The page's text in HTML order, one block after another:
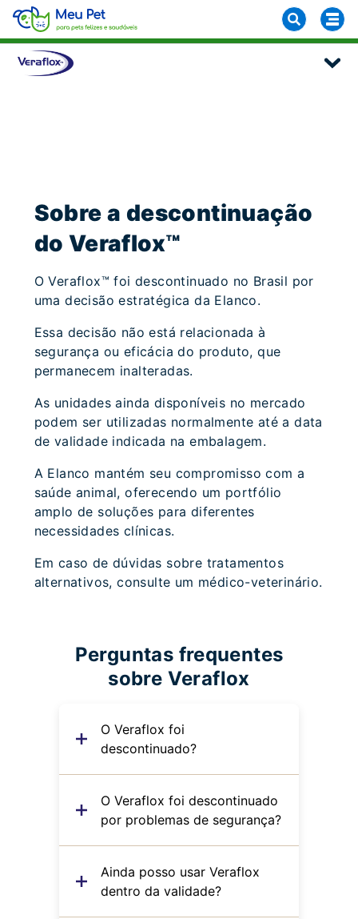
Sobre a descontinuação
do Veraflox™
O Veraflox™ foi descontinuado no Brasil por
uma decisão estratégica da Elanco.
Essa decisão não está relacionada à
segurança ou eficácia do produto, que
permanecem inalteradas.
As unidades ainda disponíveis no mercado
podem ser utilizadas normalmente até a data
de validade indicada na embalagem.
A Elanco mantém seu compromisso com a
saúde animal, oferecendo um portfólio
amplo de soluções para diferentes
necessidades clínicas.
Em caso de dúvidas sobre tratamentos
alternativos, consulte um médico-veterinário.
Perguntas frequentes
sobre Veraflox
O Veraflox foi
descontinuado?
O Veraflox foi descontinuado
por problemas de segurança?
Ainda posso usar Veraflox
dentro da validade?